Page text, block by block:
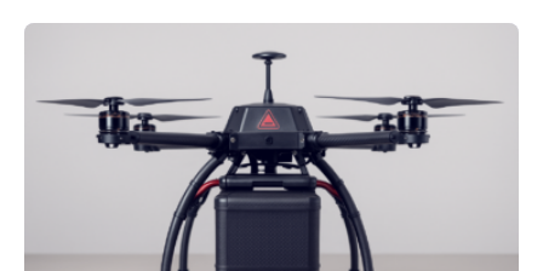
auch grundlegende Fragen betreffend Nachhaltigkeit
und Ressourcennutzung auf. Insbesondere die
Herstellung von Aluminium ist sehr energieintensiv und
verursacht erhebliche CO2-Emissionen, verglichen mit
Rohstahl sogar das zehnfache. Forschende des
Fraunhofer-Instituts für Gießerei-, Composite- und